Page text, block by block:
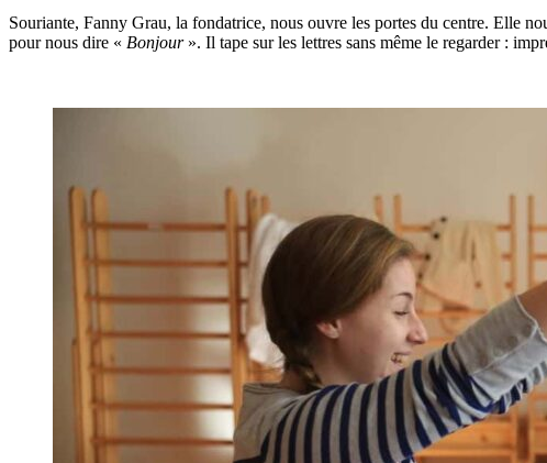
Souriante, Fanny Grau, la fondatrice, nous ouvre les portes du centre. Elle
pour nous dire « Bonjour». Il tape sur les lettres sans même le regarder :